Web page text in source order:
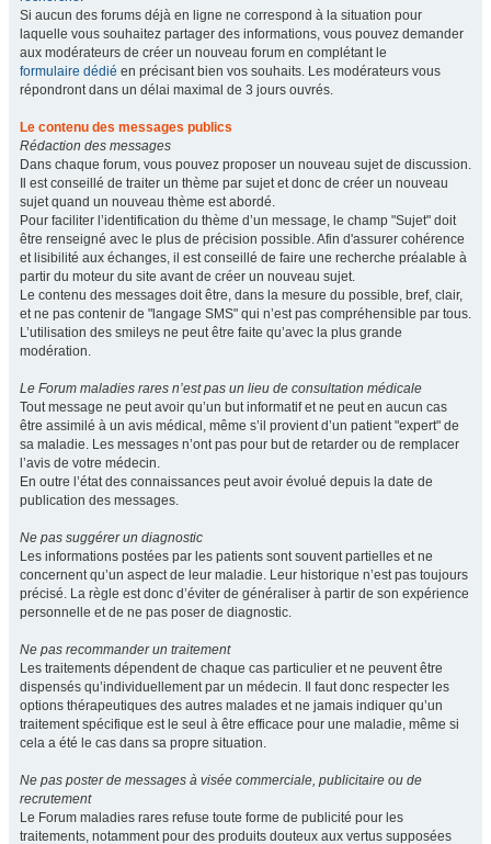
Si aucun des forums déjà en ligne ne correspond à la situation pour
laquelle vous souhaitez partager des informations, vous pouvez demander
aux modérateurs de créer un nouveau forum en complétant le
formulaire dédié en précisant bien vos souhaits. Les modérateurs vous
répondront dans un délai maximal de 3 jours ouvrés.
Le contenu des messages publics
Rédaction des messages
Dans chaque forum, vous pouvez proposer un nouveau sujet de discussion.
Il est conseillé de traiter un thème par sujet et donc de créer un nouveau
sujet quand un nouveau thème est abordé.
Pour faciliter l’identification du thème d’un message, le champ "Sujet" doit
être renseigné avec le plus de précision possible. Afin d'assurer cohérence
et lisibilité aux échanges, il est conseillé de faire une recherche préalable à
partir du moteur du site avant de créer un nouveau sujet.
Le contenu des messages doit être, dans la mesure du possible, bref, clair,
et ne pas contenir de "langage SMS" qui n’est pas compréhensible par tous.
L’utilisation des smileys ne peut être faite qu’avec la plus grande
modération.
Le Forum maladies rares n’est pas un lieu de consultation médicale
Tout message ne peut avoir qu’un but informatif et ne peut en aucun cas
être assimilé à un avis médical, même s’il provient d’un patient "expert" de
sa maladie. Les messages n’ont pas pour but de retarder ou de remplacer
l’avis de votre médecin.
En outre l’état des connaissances peut avoir évolué depuis la date de
publication des messages.
Ne pas suggérer un diagnostic
Les informations postées par les patients sont souvent partielles et ne
concernent qu’un aspect de leur maladie. Leur historique n’est pas toujours
précisé. La règle est donc d’éviter de généraliser à partir de son expérience
personnelle et de ne pas poser de diagnostic.
Ne pas recommander un traitement
Les traitements dépendent de chaque cas particulier et ne peuvent être
dispensés qu’individuellement par un médecin. Il faut donc respecter les
options thérapeutiques des autres malades et ne jamais indiquer qu’un
traitement spécifique est le seul à être efficace pour une maladie, même si
cela a été le cas dans sa propre situation.
Ne pas poster de messages à visée commerciale, publicitaire ou de
recrutement
Le Forum maladies rares refuse toute forme de publicité pour les
traitements, notamment pour des produits douteux aux vertus supposées